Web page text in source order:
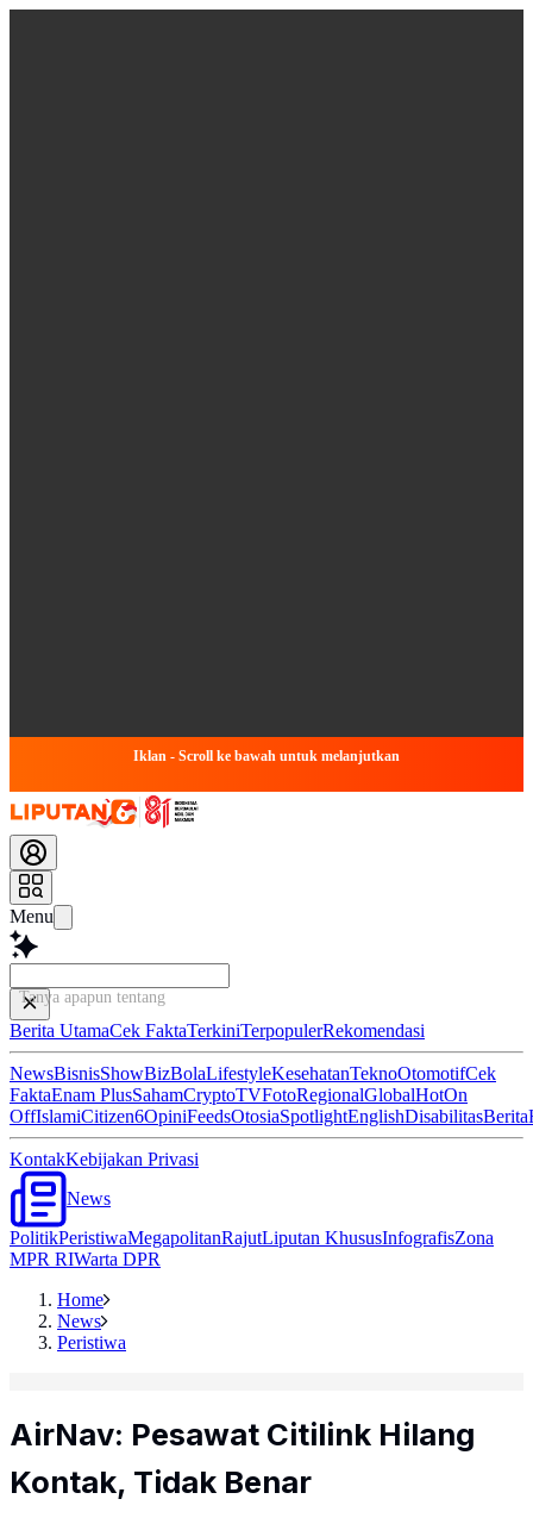
Iklan - Scroll ke bawah untuk melanjutkan
Menu
Tanya apapun tentang artike
Berita UtamaCek FaktaTerkiniTerpopulerRekomendasi
NewsBisnisShowBizBolaLifestyleKesehatanTeknoOtomotifCek
FaktaEnam PlusSahamCryptoTVFotoRegionalGlobalHotOn
OffIslamiCitizen6OpiniFeedsOtosiaSpotlightEnglishDisabilitasBerita
KontakKebijakan Privasi
News
PolitikPeristiwaMegapolitanRajutLiputan KhususInfografisZona
MPR RIWarta DPR
Home
News
Peristiwa
AirNav: Pesawat Citilink Hilang
Kontak, Tidak Benar